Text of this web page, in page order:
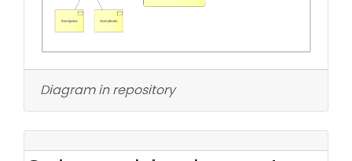
Diagram in repository